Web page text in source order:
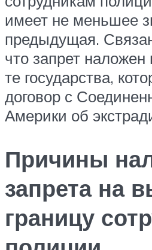
имеет не меньшее
предыдущая.
что запрет
те государства,
договор с
Америки об
Причины
запрета на
границу